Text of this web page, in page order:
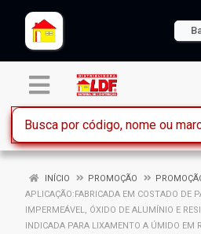
INÍCIO PROMOÇÃO
APLICAÇÃO:FABRICADA EM COSTADO DE
IMPERMEÁVEL, ÓXIDO DE ALUMÍNIO E
INDICADA PARA LIXAMENTO A ÚMIDO EM